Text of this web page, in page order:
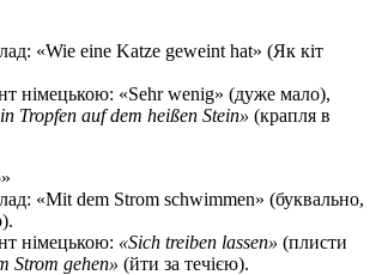
«Wie eine Katze geweint hat» (Як кіт
німецькою: «Sehr wenig» (дуже мало),
Tropfen auf dem heißen Stein» (крапля в
«Mit dem Strom schwimmen» (буквально,
німецькою: «Sich treiben lassen» (плисти
Strom gehen» (йти за течією).